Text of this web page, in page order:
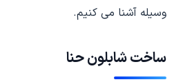
وسیله آشنا می کنیم.
ساخت شابلون حنا